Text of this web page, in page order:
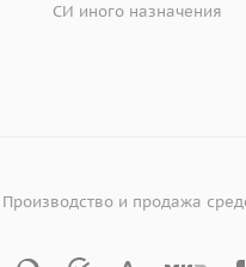
СИ иного назначения
и продажа